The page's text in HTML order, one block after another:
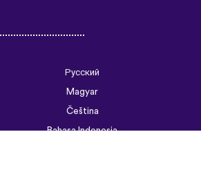
Русский
Magyar
Čeština
Bahasa Indonesia